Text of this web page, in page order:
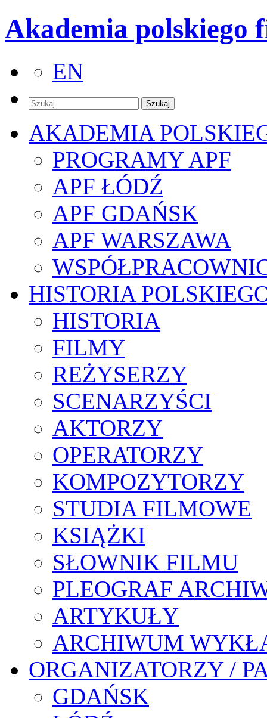
Akademia polskiego
EN
AKADEMIA
PROGRAMY APF
APF ŁÓDŹ
APF GDAŃSK
APF WARSZAWA
HISTORIA
HISTORIA
FILMY
REŻYSERZY
SCENARZYŚCI
AKTORZY
OPERATORZY
KOMPOZYTORZY
STUDIA FILMOWE
KSIĄŻKI
SŁOWNIK FILMU
PLEOGRAF
ARTYKUŁY
ARCHIWUM
ORGANIZATORZY /
GDAŃSK